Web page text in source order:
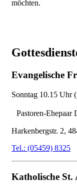
möchten.
Evangelische
Sonntag 10.15 Uhr
Pastoren-Ehepaar
Harkenbergstr. 2,
Tel.: (05459) 8325
Katholische